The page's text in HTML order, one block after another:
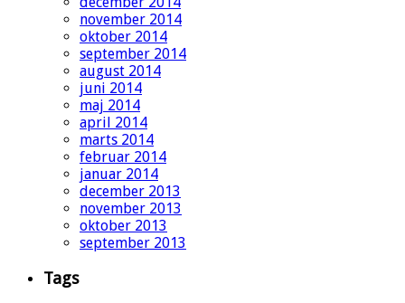
november 2014
oktober 2014
september 2014
august 2014
juni 2014
maj 2014
april 2014
marts 2014
februar 2014
januar 2014
december 2013
november 2013
oktober 2013
september 2013
Tags